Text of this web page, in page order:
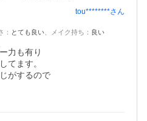
tou********さん
： とても良い メイク持ち ： 良い
力も有り
てます。
がするので